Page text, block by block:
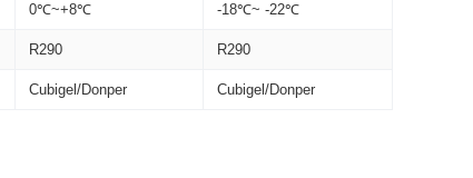
0℃~+8℃ -18℃~ -22℃
R290 R290
Cubigel/Donper Cubigel/Donper